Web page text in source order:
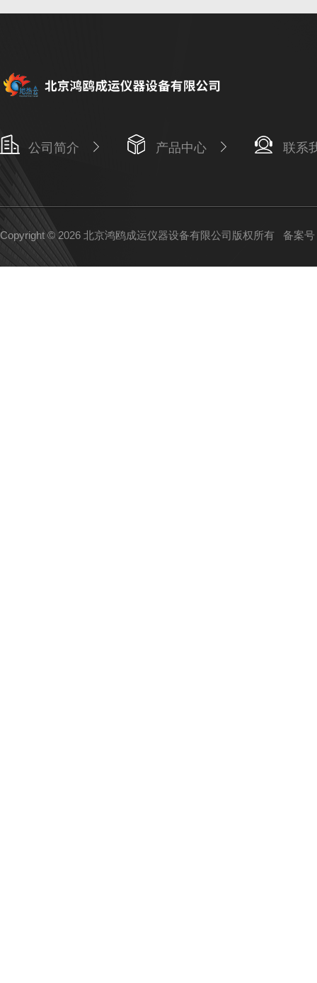
公司简介 产品中心 联系
Copyright © 2026 北京鸿鸥成运仪器设备有限公司版权所有 备案号